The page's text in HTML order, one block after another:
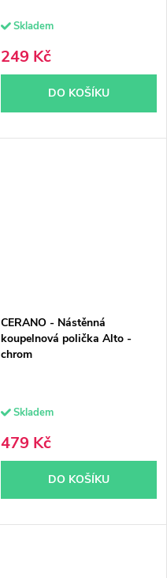
Skladem
249 Kč
DO KOŠÍKU
CERANO - Nástěnná
koupelnová polička Alto -
chrom
Skladem
479 Kč
DO KOŠÍKU